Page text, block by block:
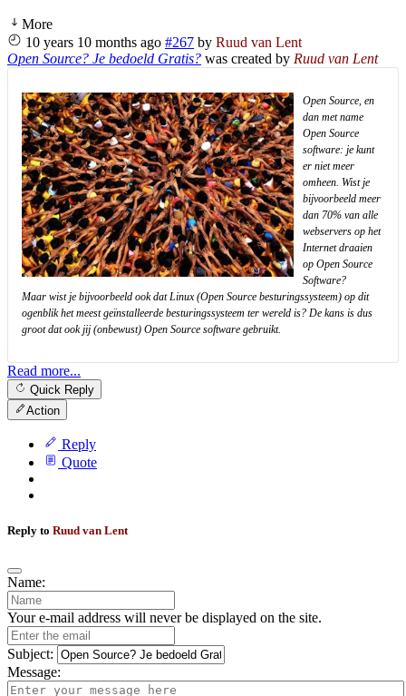
More
10 years 10 months ago #267 by Ruud van Lent
Open Source? Je bedoeld Gratis? was created by Ruud van Lent
Open Source, en
dan met name
Open Source
software: je kunt
er niet meer
omheen. Wist je
bijvoorbeeld meer
dan 70% van alle
webservers op het
Internet draaien
op Open Source
Software?
Maar wist je bijvoorbeeld ook dat Linux (Open Source besturingssysteem) op dit
ogenblik het meest geïnstalleerde besturingssysteem ter wereld is? De kans is dus
groot dat ook jij (onbewust) Open Source software gebruikt.
Read more...
Quick Reply
Action
Reply
Quote
Reply to Ruud van Lent
Name:
Your e-mail address will never be displayed on the site.
Subject:
Message: